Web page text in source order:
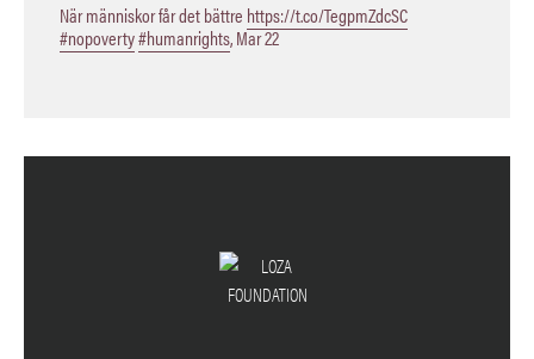
När människor får det bättre https://t.co/TegpmZdcSC
#nopoverty#humanrights,Mar 22